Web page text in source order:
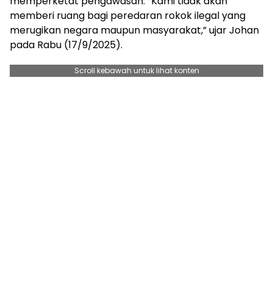
memberi ruang bagi peredaran rokok ilegal yang
merugikan negara maupun masyarakat,” ujar Johan
pada Rabu (17/9/2025).
Scroll kebawah untuk lihat konten